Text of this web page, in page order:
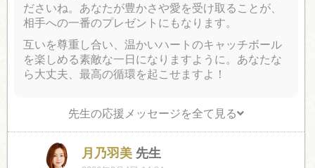
ださいね。あなたが豊かさや愛を受け取ることが、
相手への一番のプレゼントにもなります。
互いを尊重し合い、温かいハートのキャッチボール
を楽しめる素敵な一日になりますように。あなたな
ら大丈夫、最高の循環を起こせますよ！
先生の応援メッセージを全て見る
月乃羽美 先生